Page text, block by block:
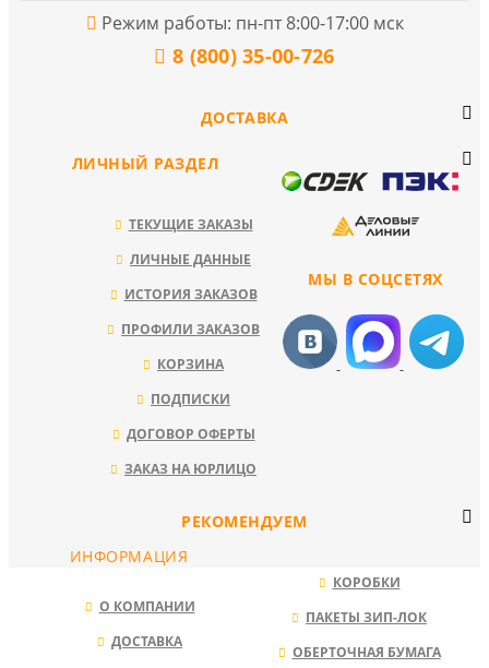
Режим работы: пн-пт 8:00-17:00 мск
8 (800) 35-00-726
ДОСТАВКА
МЫ В СОЦСЕТЯХ
ЛИЧНЫЙ РАЗДЕЛ
ТЕКУЩИЕ ЗАКАЗЫ
ЛИЧНЫЕ ДАННЫЕ
ИСТОРИЯ ЗАКАЗОВ
ПРОФИЛИ ЗАКАЗОВ
КОРЗИНА
ПОДПИСКИ
ДОГОВОР ОФЕРТЫ
ЗАКАЗ НА ЮРЛИЦО
РЕКОМЕНДУЕМ
КОРОБКИ
ПАКЕТЫ ЗИП-ЛОК
ОБЕРТОЧНАЯ БУМАГА
ИНФОРМАЦИЯ
О КОМПАНИИ
ДОСТАВКА